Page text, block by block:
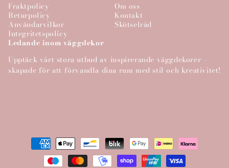
Fraktpolicy
Returpolicy
Användarvilkor
Integritetspolicy
Om oss
Kontakt
Skötselråd
Ledande inom väggdekor
Upptäck vårt stora utbud av inspirerande väggdekorer –
skapade för att förvandla dina rum med stil och kreativitet!
Betalningsmetoder